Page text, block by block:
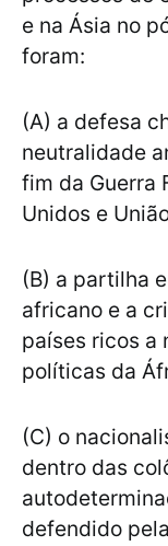
e na Ásia no
foram:
(A) a defesa
neutralidade
fim da Guerra
Unidos e
(B) a partilha
africano e a
países ricos a
políticas da
(C) o
dentro das
defendido